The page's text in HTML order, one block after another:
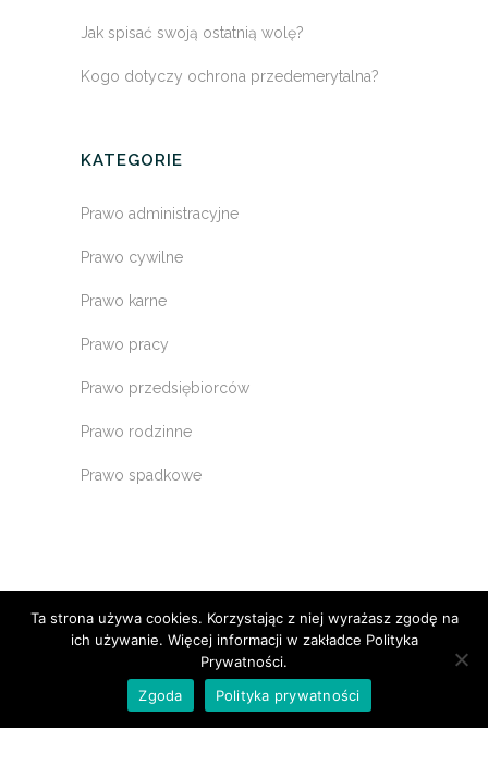
Jak spisać swoją ostatnią wolę?
Kogo dotyczy ochrona przedemerytalna?
KATEGORIE
Prawo administracyjne
Prawo cywilne
Prawo karne
Prawo pracy
Prawo przedsiębiorców
Prawo rodzinne
Prawo spadkowe
Ta strona używa cookies. Korzystając z niej wyrażasz zgodę na
ich używanie. Więcej informacji w zakładce Polityka
Prywatności.
Zgoda
Polityka prywatności